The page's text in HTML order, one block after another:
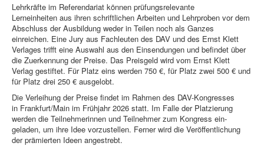
Lehrkräfte im Referendariat können prüfungsrelevante
Lerneinheiten aus ihren schriftlichen Arbeiten und Lehrproben vor dem
Abschluss der Ausbildung weder in Teilen noch als Ganzes
einreichen. Eine Jury aus Fachleuten des DAV und des Ernst Klett
Verlages trifft eine Auswahl aus den Einsendungen und befindet über
die Zuerkennung der Preise. Das Preisgeld wird vom Ernst Klett
Verlag gestiftet. Für Platz eins werden 750 €, für Platz zwei 500 € und
für Platz drei 250 € ausgelobt.
Die Verleihung der Preise findet im Rahmen des DAV-Kongresses
in Frankfurt/Main im Frühjahr 2026 statt. Im Falle der Platzierung
werden die Teilnehmerinnen und Teilnehmer zum Kongress ein­
geladen, um ihre Idee vorzustellen. Ferner wird die Veröffentlichung
der prämierten Ideen angestrebt.